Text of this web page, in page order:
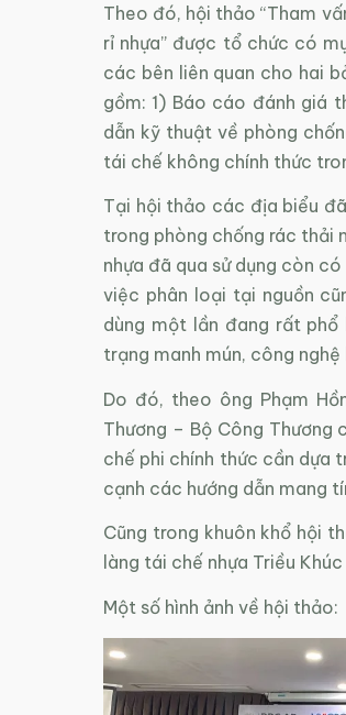
Theo đó, hội thảo “Tham
rỉ nhựa” được tổ chức có
các bên liên quan cho hai
gồm: 1) Báo cáo đánh giá
dẫn kỹ thuật về phòng
tái chế không chính thức
Tại hội thảo các địa biểu
trong phòng chống rác thải
nhựa đã qua sử dụng còn
việc phân loại tại nguồn
dùng một lần đang rất
trạng manh mún, công
Do đó, theo ông Phạm
Thương – Bộ Công
chế phi chính thức cần dựa
cạnh các hướng dẫn mang
Cũng trong khuôn khổ hội
làng tái chế nhựa Triều
Một số hình ảnh về hội thảo: